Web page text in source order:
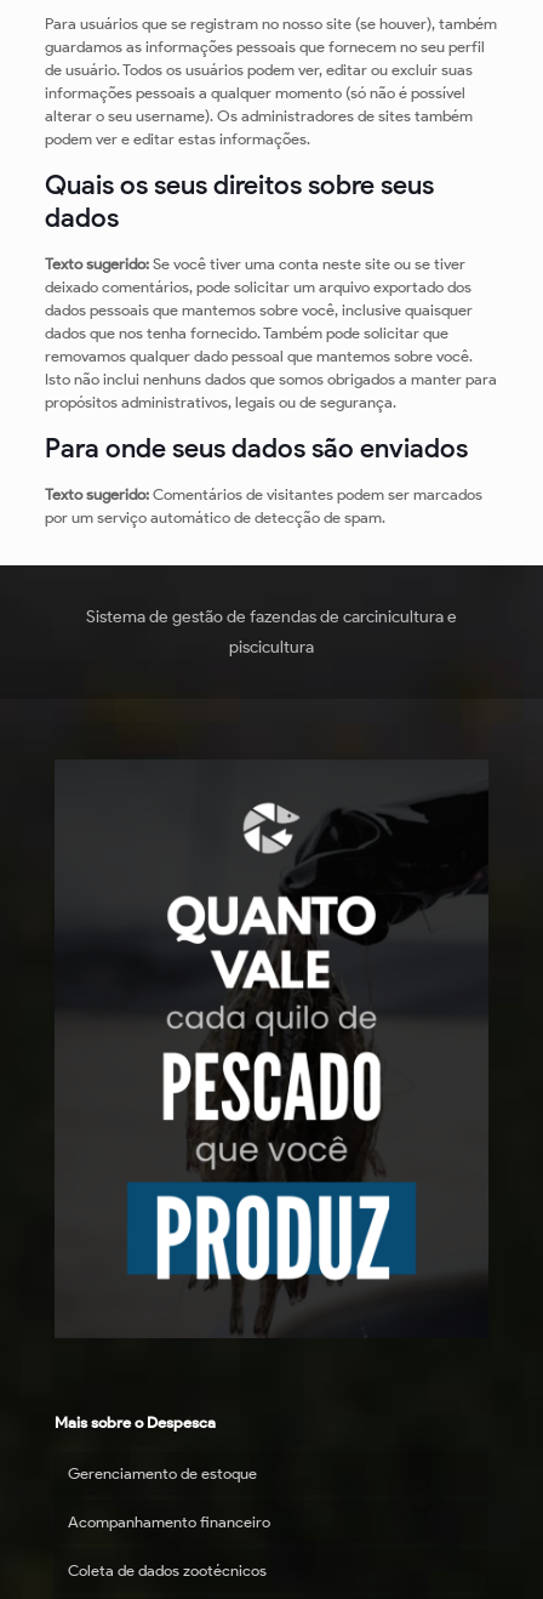
Para usuários que se registram no nosso site (se houver), também
guardamos as informações pessoais que fornecem no seu perfil
de usuário. Todos os usuários podem ver, editar ou excluir suas
informações pessoais a qualquer momento (só não é possível
alterar o seu username). Os administradores de sites também
podem ver e editar estas informações.
Quais os seus direitos sobre seus
dados
Texto sugerido: Se você tiver uma conta neste site ou se tiver
deixado comentários, pode solicitar um arquivo exportado dos
dados pessoais que mantemos sobre você, inclusive quaisquer
dados que nos tenha fornecido. Também pode solicitar que
removamos qualquer dado pessoal que mantemos sobre você.
Isto não inclui nenhuns dados que somos obrigados a manter para
propósitos administrativos, legais ou de segurança.
Para onde seus dados são enviados
Texto sugerido: Comentários de visitantes podem ser marcados
por um serviço automático de detecção de spam.
Sistema de gestão de fazendas de carcinicultura e
piscicultura
Mais sobre o Despesca
Gerenciamento de estoque
Acompanhamento financeiro
Coleta de dados zootécnicos